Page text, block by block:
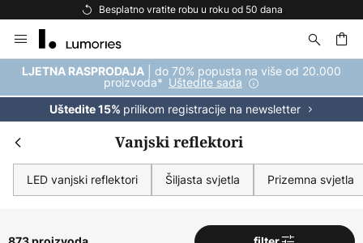
Besplatna dostava za kupnju iznad 69 €
to
Content
LJETNA RASPRODAJA | do 70% popusta na više od 20.000
proizvoda* Uštedite sada
Uštedite 15% prilikom registracije na newsletter
Vanjski reflektori
LED vanjski reflektori Šiljasta svjetla Prizemna svjetla